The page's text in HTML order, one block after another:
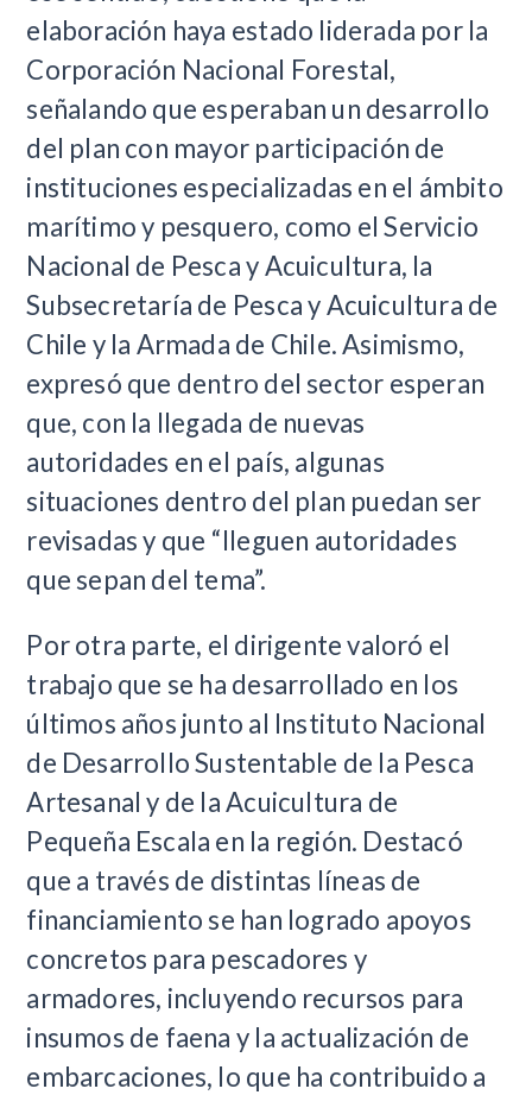
elaboración haya estado liderada por la
Corporación Nacional Forestal,
señalando que esperaban un desarrollo
del plan con mayor participación de
instituciones especializadas en el ámbito
marítimo y pesquero, como el Servicio
Nacional de Pesca y Acuicultura, la
Subsecretaría de Pesca y Acuicultura de
Chile y la Armada de Chile. Asimismo,
expresó que dentro del sector esperan
que, con la llegada de nuevas
autoridades en el país, algunas
situaciones dentro del plan puedan ser
revisadas y que “lleguen autoridades
que sepan del tema”.
Por otra parte, el dirigente valoró el
trabajo que se ha desarrollado en los
últimos años junto al Instituto Nacional
de Desarrollo Sustentable de la Pesca
Artesanal y de la Acuicultura de
Pequeña Escala en la región. Destacó
que a través de distintas líneas de
financiamiento se han logrado apoyos
concretos para pescadores y
armadores, incluyendo recursos para
insumos de faena y la actualización de
embarcaciones, lo que ha contribuido a